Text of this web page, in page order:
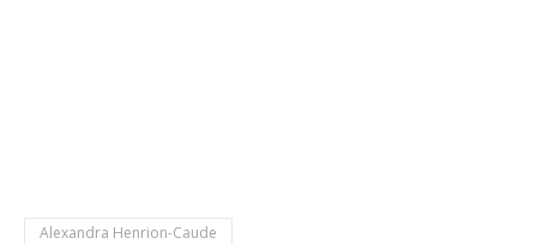
Alexandra Henrion-Caude